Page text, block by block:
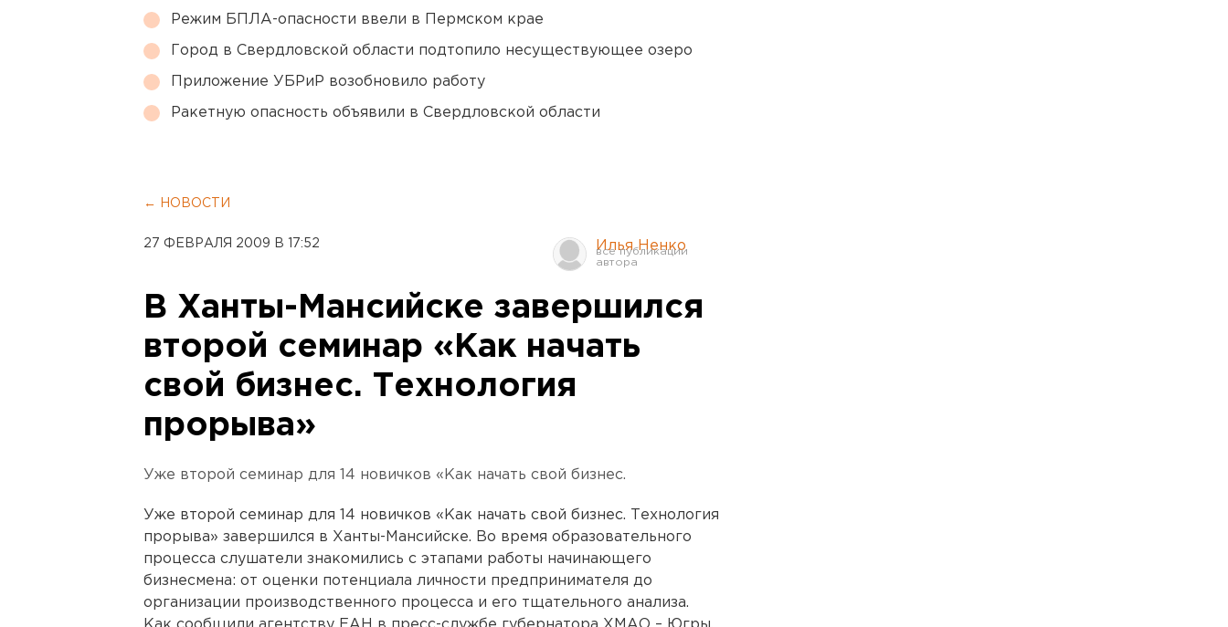
Режим БПЛА-опасности ввели в Пермском крае
Город в Свердловской области подтопило несуществующее озеро
Приложение УБРиР возобновило работу
Ракетную опасность объявили в Свердловской области
← НОВОСТИ
27 ФЕВРАЛЯ 2009 В 17:52 Илья Ненко
В Ханты-Мансийске завершился
второй семинар «Как начать
свой бизнес. Технология
прорыва»
Уже второй семинар для 14 новичков «Как начать свой бизнес.
Уже второй семинар для 14 новичков «Как начать свой бизнес. Технология
прорыва» завершился в Ханты-Мансийске. Во время образовательного
процесса слушатели знакомились с этапами работы начинающего
бизнесмена: от оценки потенциала личности предпринимателя до
организации производственного процесса и его тщательного анализа.